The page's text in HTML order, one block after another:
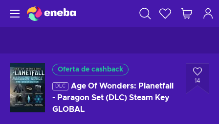
Oferta de cashback
DLC
Age Of Wonders: Planetfall
- Paragon Set (DLC) Steam Key
GLOBAL
14